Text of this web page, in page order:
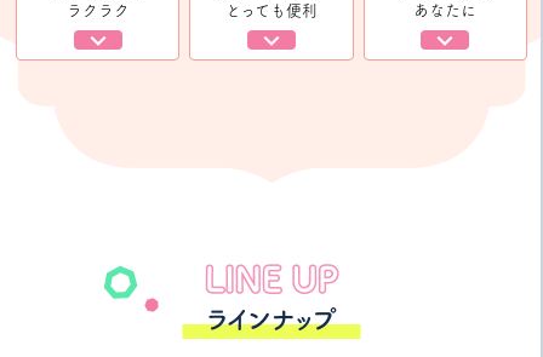
ラクラク
とっても便利
あなたに